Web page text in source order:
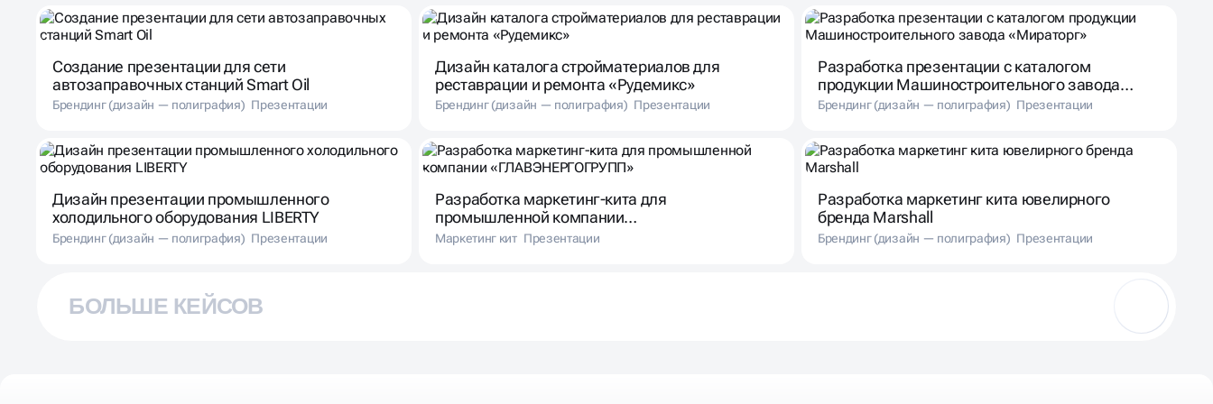
Создание презентации для сети
автозаправочных станций Smart Oil
Брендинг (дизайн — полиграфия) Презентации
Дизайн каталога стройматериалов для
реставрации и ремонта «Рудемикс»
Брендинг (дизайн — полиграфия) Презентации
Разработка презентации с каталогом
продукции Машиностроительного завода
«Мираторг»
Брендинг (дизайн — полиграфия) Презентации
Дизайн презентации промышленного
холодильного оборудования LIBERTY
Брендинг (дизайн — полиграфия) Презентации
Разработка маркетинг-кита для
промышленной компании
«ГЛАВЭНЕРГОГРУПП»
Маркетинг кит Презентации
Разработка маркетинг кита ювелирного
бренда Marshall
Брендинг (дизайн — полиграфия) Презентации
БОЛЬШЕ КЕЙСОВ